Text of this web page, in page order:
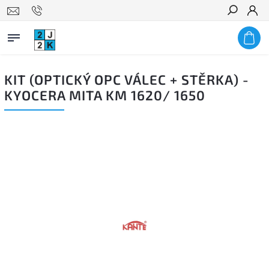
Hledat
KIT (OPTICKÝ OPC VÁLEC + STĚRKA) -
KYOCERA MITA KM 1620/ 1650